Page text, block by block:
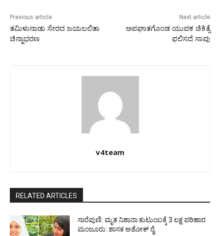
Previous article
ತಮಿಳುನಾಡು ಸೇರದ ಜಯಲಲಿತಾ
ಚಿನ್ನಾಭರಣ
Next article
ಅಪಘಾತಗೊಂಡ ಯುವಕ ಚಿಕಿತ್ಸೆ
ಫಲಿಸದೆ ಸಾವು
v4team
RELATED ARTICLES
ಸಾರೆಪುಣಿ: ಮೃತ ನಿಶಾನಾ ಕುಟುಂಬಕ್ಕೆ 3 ಲಕ್ಷ ಪರಿಹಾರ
ಮಂಜೂರು: ಶಾಸಕ ಅಶೋಕ್ ರೈ